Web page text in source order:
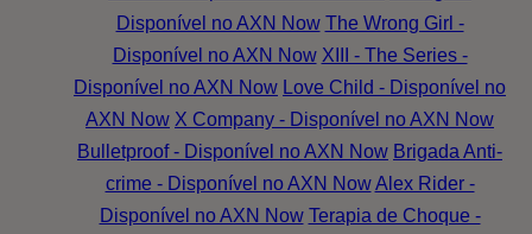
Disponível no AXN Now The Wrong Girl -
Disponível no AXN Now XIII - The Series -
Disponível no AXN Now Love Child - Disponível no
AXN Now X Company - Disponível no AXN Now
Bulletproof - Disponível no AXN Now Brigada Anti-
crime - Disponível no AXN Now Alex Rider -
Disponível no AXN Now Terapia de Choque -